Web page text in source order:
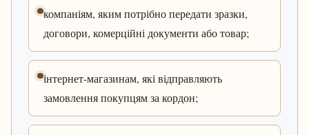
компаніям, яким потрібно передати зразки,
договори, комерційні документи або товар;
інтернет-магазинам, які відправляють
замовлення покупцям за кордон;